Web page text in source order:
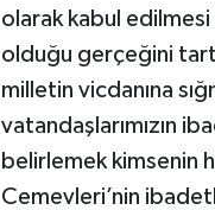
olarak kabul
olduğu gerçeğini
milletin vicdanına
vatandaşlarımızın
belirlemek kimsenin
Cemevleri’nin